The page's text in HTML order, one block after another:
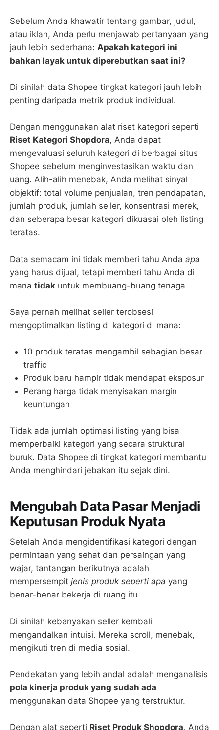
Sebelum Anda khawatir tentang gambar, judul,
atau iklan, Anda perlu menjawab pertanyaan yang
jauh lebih sederhana: Apakah kategori ini
bahkan layak untuk diperebutkan saat ini?
Di sinilah data Shopee tingkat kategori jauh lebih
penting daripada metrik produk individual.
Dengan menggunakan alat riset kategori seperti
Riset Kategori Shopdora, Anda dapat
mengevaluasi seluruh kategori di berbagai situs
Shopee sebelum menginvestasikan waktu dan
uang. Alih-alih menebak, Anda melihat sinyal
objektif: total volume penjualan, tren pendapatan,
jumlah produk, jumlah seller, konsentrasi merek,
dan seberapa besar kategori dikuasai oleh listing
teratas.
Data semacam ini tidak memberi tahu Anda apa
yang harus dijual, tetapi memberi tahu Anda di
mana tidak untuk membuang-buang tenaga.
Saya pernah melihat seller terobsesi
mengoptimalkan listing di kategori di mana:
10 produk teratas mengambil sebagian besar
traffic
Produk baru hampir tidak mendapat eksposur
Perang harga tidak menyisakan margin
keuntungan
Tidak ada jumlah optimasi listing yang bisa
memperbaiki kategori yang secara struktural
buruk. Data Shopee di tingkat kategori membantu
Anda menghindari jebakan itu sejak dini.
Mengubah Data Pasar Menjadi
Keputusan Produk Nyata
Setelah Anda mengidentifikasi kategori dengan
permintaan yang sehat dan persaingan yang
wajar, tantangan berikutnya adalah
mempersempit jenis produk seperti apa yang
benar-benar bekerja di ruang itu.
Di sinilah kebanyakan seller kembali
mengandalkan intuisi. Mereka scroll, menebak,
mengikuti tren di media sosial.
Pendekatan yang lebih andal adalah menganalisis
pola kinerja produk yang sudah ada
menggunakan data Shopee yang terstruktur.
Dengan alat seperti Riset Produk Shopdora, Anda